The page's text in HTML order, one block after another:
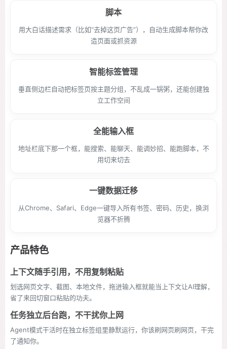
脚本
用大白话描述需求（比如“去掉这页广告”），自动生成脚本帮你改
造页面或抓资源
智能标签管理
垂直侧边栏自动把标签页按主题分组，不乱成一锅粥，还能创建独
立工作空间
全能输入框
地址栏底下那一个框，能搜索、能聊天、能调妙招、能跑脚本，不
用切来切去
一键数据迁移
从Chrome、Safari、Edge一键导入所有书签、密码、历史，换浏
览器不折腾
产品特色
上下文随手引用，不用复制粘贴
划选网页文字、截图、本地文件，拖进输入框就能当上下文让AI理解，
省了来回切窗口粘贴的功夫。
任务独立后台跑，不干扰你上网
Agent模式干活时在独立标签组里静默运行，你该刷网页刷网页，干完
了通知你。